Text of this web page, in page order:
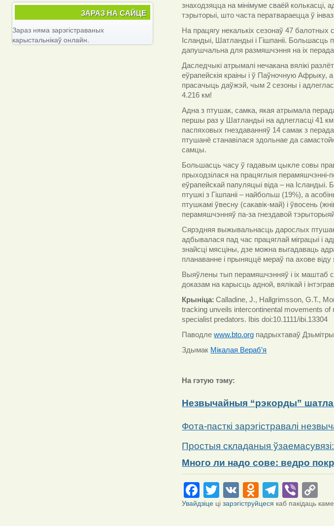
знаходзяцца на мінімуме сваёй колькасці,
тэрыторыі, што часта ператвараецца ў
На працягу некалькіх сезонаў 47 балотных
Ісландыі, Шатландыі і Гішпаніі.
дапушчальна для размяшчэння на іх
Даследчыкі атрымалі нечакана вялікі
еўрапейскія краіны і ў Паўночную Афрыку,
прасачыць даўжэй, чым 2 сезоны і
4.216 км!
Адна з птушак, самка, якая атрымала
першы раз у Шатландыі на адлегласці 41 км
паспяховых гнездаванняў 14 самак з
птушанё станавілася здольнае да
самцы.
Большасць часу ў гадавым цыкле совы
прыходзілася на працяглыя
еўрапейскай папуляцыі віда – на
птушкі з Гішпаніі – найбольш (19%), а
птушкамі ўвесну (сакавік-май) і ўвосень
перамяшчэнняў па-за гнездавой
Сярэдняя выжывальнасць дарослых птушак
адбывалася пад час працяглай міграцыі і
знайсці мясціны, дзе можна выгадаваць
планаванне і прыняццё мераў па ахове
Выяўлены тып перамяшчэнняў і іх маштаб
доказам на карысць адной, вялікай і
Крыніца: Calladine, J., Hallgrimsson, G.T.,
tracking unveils intercontinental movements
specialist predators. Ibis doi:10.1111/ibi.13304
Паводлеwww.bto.org падрыхтаваў Дзьмітры
Здымак Мікалая Вераб’я
На гэтую тэму:
Незвычайныя “рэкорды”
Фота-пасткі зарэгістравалі
Простыя складаныя
Много ли надо сове: ведро
Facebook
Twitter
VK Telegram
Viber
Увайдзіце цізарэгіструйцеся каб пакідаць
ЗАРАЗ НА САЙЦЕ
Зараз няма зарэгістраваных
карыстальнікаў онлайн.